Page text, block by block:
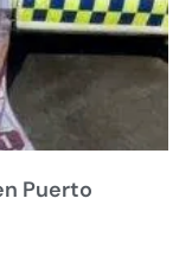
Puerto